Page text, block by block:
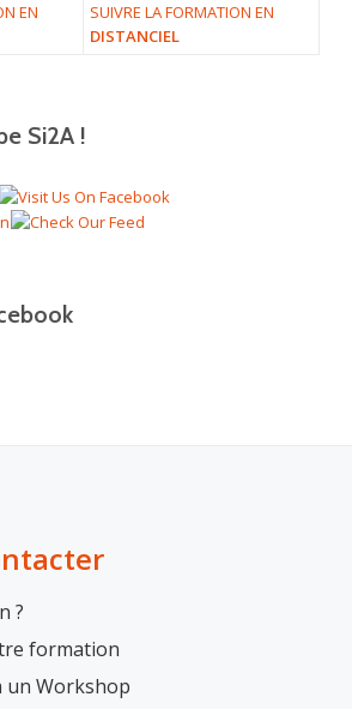
EN
SUIVRE LA FORMATION EN
DISTANCIEL
Si2A !
?
formation
un Workshop